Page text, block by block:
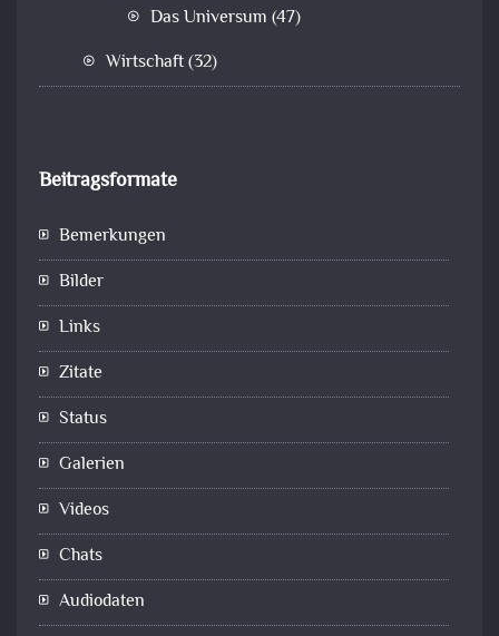
Das Universum (47)
Wirtschaft(32)
Beitragsformate
Bemerkungen
Bilder
Links
Zitate
Status
Galerien
Videos
Chats
Audiodaten